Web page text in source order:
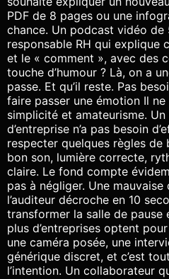
PDF de 8 pages ou une
chance. Un podcast vidéo de
responsable RH qui explique
et le « comment », avec des
touche d’humour ? Là, on a
passe. Et qu’il reste. Pas
faire passer une émotion Il
simplicité et amateurisme.
d’entreprise n’a pas besoin
respecter quelques règles
bon son, lumière correcte,
claire. Le fond compte
pas à négliger. Une
l’auditeur décroche en 10
transformer la salle de pause
plus d’entreprises optent
une caméra posée, une
générique discret, et c’est
l’intention. Un collaborateur